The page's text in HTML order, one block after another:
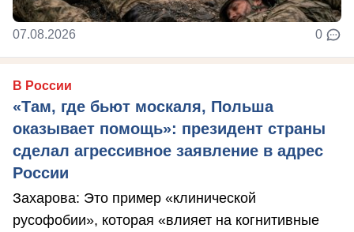
07.08.2026 0
В России
«Там, где бьют москаля, Польша
оказывает помощь»: президент страны
сделал агрессивное заявление в адрес
России
Захарова: Это пример «клинической
русофобии», которая «влияет на когнитивные